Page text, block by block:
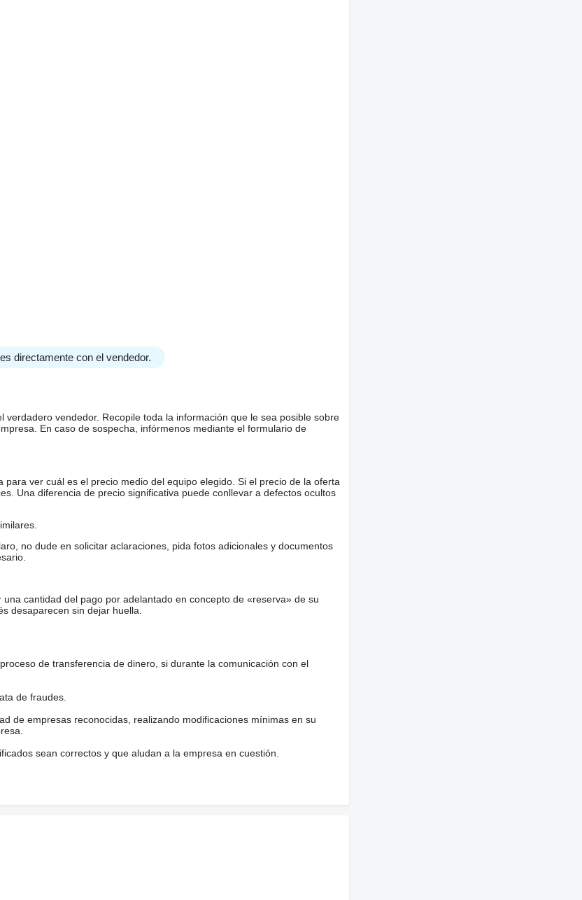
directamente con el vendedor.
vendedor. Recopile toda la información que le sea posible sobre
En caso de sospecha, infórmenos mediante el formulario de
ver cuál es el precio medio del equipo elegido. Si el precio de la oferta
Una diferencia de precio significativa puede conllevar a defectos ocultos
no dude en solicitar aclaraciones, pida fotos adicionales y documentos
cantidad del pago por adelantado en concepto de «reserva» de su
desaparecen sin dejar huella.
de transferencia de dinero, si durante la comunicación con el
de fraudes.
de empresas reconocidas, realizando modificaciones mínimas en su
sean correctos y que aludan a la empresa en cuestión.